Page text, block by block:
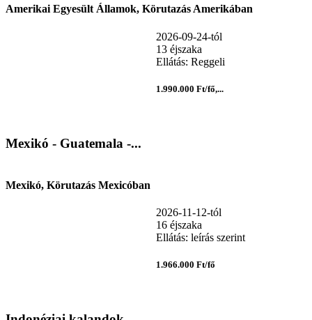
Amerikai Egyesült Államok, Körutazás Amerikában
2026-09-24-tól
13 éjszaka
Ellátás: Reggeli
1.990.000 Ft/fő,...
Mexikó - Guatemala -...
Mexikó, Körutazás Mexicóban
2026-11-12-tól
16 éjszaka
Ellátás: leírás szerint
1.966.000 Ft/fő